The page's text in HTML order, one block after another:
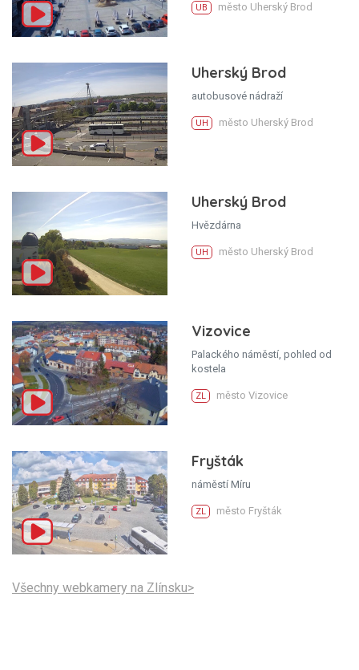
UB město Uherský Brod
Uherský Brod
autobusové nádraží
UH město Uherský Brod
Uherský Brod
Hvězdárna
UH město Uherský Brod
Vizovice
Palackého náměstí, pohled od
kostela
ZL město Vizovice
Fryšták
náměstí Míru
ZL město Fryšták
Všechny webkamery na Zlínsku>